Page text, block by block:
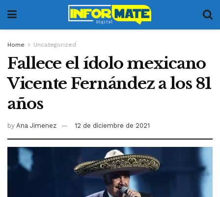
Home Uncategorized
Fallece el ídolo mexicano
Vicente Fernández a los 81
años
by Ana Jimenez 12 de diciembre de 2021